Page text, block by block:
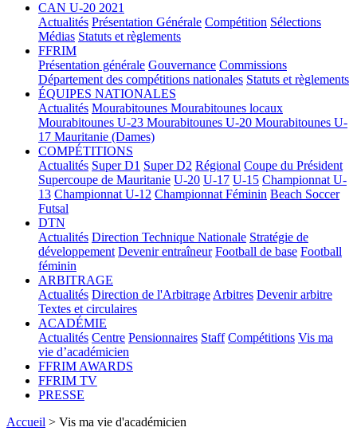
CAN U-20 2021
Actualités Présentation Générale Compétition Sélections
Médias Statuts et règlements
FFRIM
Présentation générale Gouvernance Commissions
Département des compétitions nationales Statuts et règlements
ÉQUIPES NATIONALES
Actualités Mourabitounes Mourabitounes locaux
Mourabitounes U-23 Mourabitounes U-20 Mourabitounes U-
17 Mauritanie (Dames)
COMPÉTITIONS
Actualités Super D1 Super D2 Régional Coupe du Président
Supercoupe de Mauritanie U-20 U-17 U-15 Championnat U-
13 Championnat U-12 Championnat Féminin Beach Soccer
Futsal
DTN
Actualités Direction Technique Nationale Stratégie de
développement Devenir entraîneur Football de base Football
féminin
ARBITRAGE
Actualités Direction de l'Arbitrage Arbitres Devenir arbitre
Textes et circulaires
ACADÉMIE
Actualités Centre Pensionnaires Staff Compétitions Vis ma
vie d’académicien
FFRIM AWARDS
FFRIM TV
PRESSE
Accueil > Vis ma vie d'académicien